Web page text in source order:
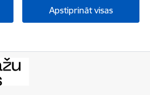
Apstiprināt visas